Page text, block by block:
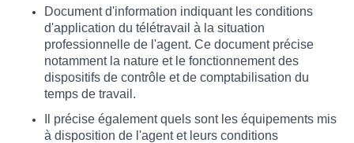
Document d'information indiquant les conditions
d'application du télétravail à la situation
professionnelle de l'agent. Ce document précise
notamment la nature et le fonctionnement des
dispositifs de contrôle et de comptabilisation du
temps de travail.
Il précise également quels sont les équipements mis
à disposition de l'agent et leurs conditions